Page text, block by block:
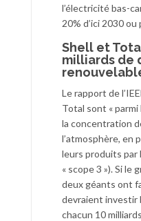
l’électricité bas-
20% d’ici 2030
Shell et
milliards de
Le rapport de
Total sont «
la concentration
l’atmosphère, en
leurs produits par
« scope 3 »). Si
deux géants ont
devraient investir
chacun 10